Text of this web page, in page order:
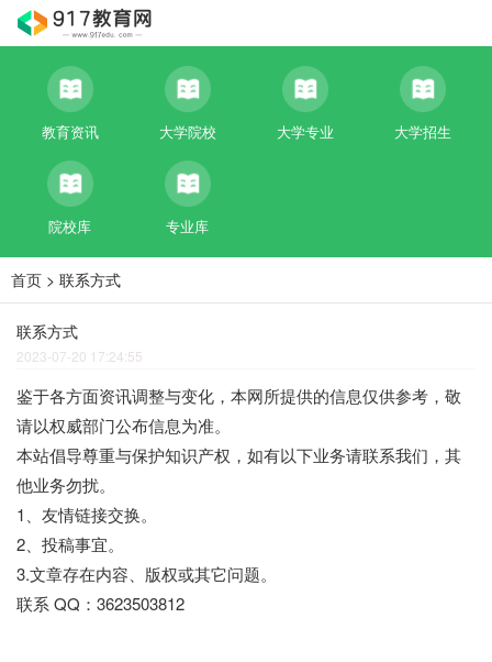
教育资讯 大学院校 大学专业 大学招生
院校库 专业库
首页 > 联系方式
联系方式
2023-07-20 17:24:55
鉴于各方面资讯调整与变化，本网所提供的信息仅供参考，敬
请以权威部门公布信息为准。
本站倡导尊重与保护知识产权，如有以下业务请联系我们，其
他业务勿扰。
1、友情链接交换。
2、投稿事宜。
3.文章存在内容、版权或其它问题。
联系 QQ：3623503812